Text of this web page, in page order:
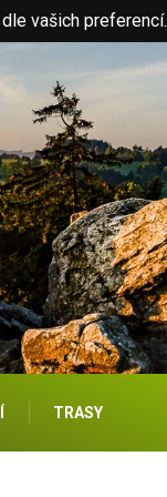
vašich preferencí.
TRASY